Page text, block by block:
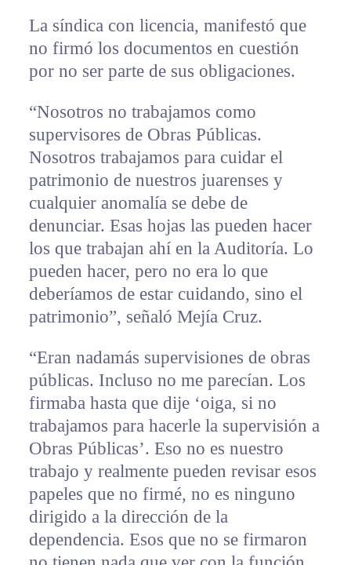
La síndica con licencia, manifestó que
no firmó los documentos en cuestión
por no ser parte de sus obligaciones.
“Nosotros no trabajamos como
supervisores de Obras Públicas.
Nosotros trabajamos para cuidar el
patrimonio de nuestros juarenses y
cualquier anomalía se debe de
denunciar. Esas hojas las pueden hacer
los que trabajan ahí en la Auditoría. Lo
pueden hacer, pero no era lo que
deberíamos de estar cuidando, sino el
patrimonio”, señaló Mejía Cruz.
“Eran nadamás supervisiones de obras
públicas. Incluso no me parecían. Los
firmaba hasta que dije ‘oiga, si no
trabajamos para hacerle la supervisión a
Obras Públicas’. Eso no es nuestro
trabajo y realmente pueden revisar esos
papeles que no firmé, no es ninguno
dirigido a la dirección de la
dependencia. Esos que no se firmaron